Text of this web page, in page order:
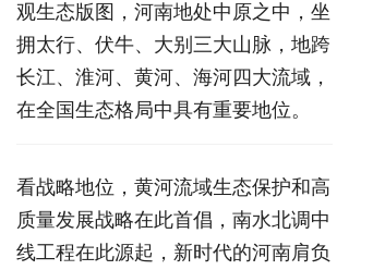
观生态版图，河南地处中原之中，坐
拥太行、伏牛、大别三大山脉，地跨
长江、淮河、黄河、海河四大流域，
在全国生态格局中具有重要地位。
看战略地位，黄河流域生态保护和高
质量发展战略在此首倡，南水北调中
线工程在此源起，新时代的河南肩负